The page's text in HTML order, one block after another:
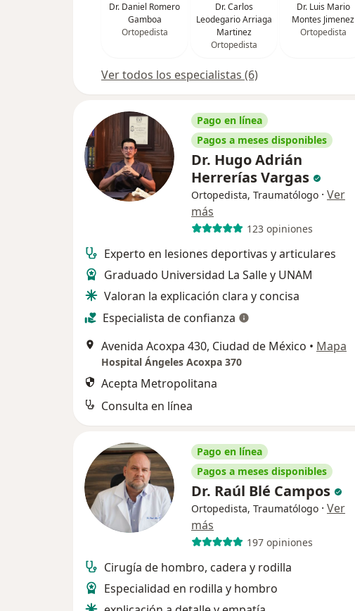
Dr. Daniel Romero
Gamboa
Ortopedista
Dr. Carlos
Leodegario Arriaga
Martinez
Ortopedista
Dr. Luis Mario
Montes Jimenez
Ortopedista
Ver todos los especialistas (6)
Pago en línea
Pagos a meses disponibles
Dr. Hugo Adrián
Herrerías Vargas
Ortopedista, Traumatólogo · Ver
más
123 opiniones
Experto en lesiones deportivas y articulares
Graduado Universidad La Salle y UNAM
Valoran la explicación clara y concisa
Especialista de confianza
Avenida Acoxpa 430, Ciudad de México • Mapa
Hospital Ángeles Acoxpa 370
Acepta Metropolitana
Consulta en línea
Pago en línea
Pagos a meses disponibles
Dr. Raúl Blé Campos
Ortopedista, Traumatólogo · Ver
más
197 opiniones
Cirugía de hombro, cadera y rodilla
Especialidad en rodilla y hombro